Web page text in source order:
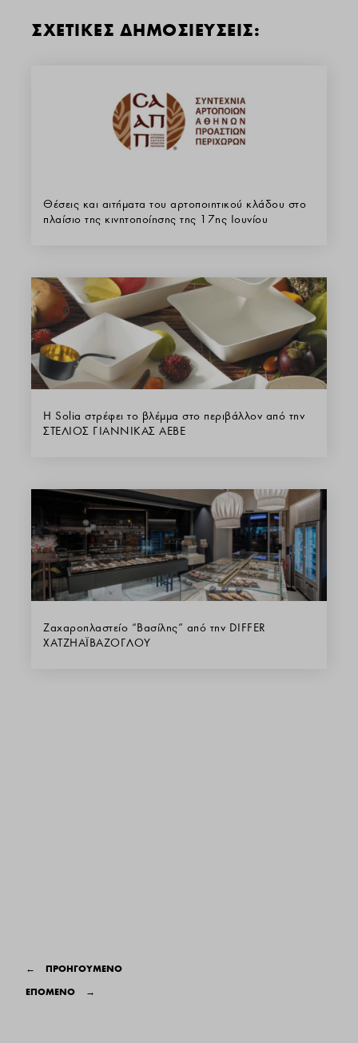
ΣΧΕΤΙΚΕΣ ΔΗΜΟΣΙΕΥΣΕΙΣ:
Θέσεις και αιτήματα του αρτοποιητικού κλάδου στο
πλαίσιο της κινητοποίησης της 17ης Ιουνίου
Η Solia στρέφει το βλέμμα στο περιβάλλον από την
ΣΤΕΛΙΟΣ ΓΙΑΝΝΙΚΑΣ ΑΕΒΕ
Ζαχαροπλαστείο “Βασίλης” από την DIFFER
ΧΑΤΖΗΑΪΒΑΖΟΓΛΟΥ
←
ΠΡΟΗΓΟΥΜΕΝΟ
ΕΠΟΜΕΝΟ
→